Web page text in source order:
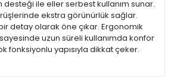
desteği ile eller serbest kullanım sunar.
ekstra görünürlük sağlar.
detay olarak öne çıkar. Ergonomik
uzun süreli kullanımda konfor
fonksiyonlu yapısıyla dikkat çeker.